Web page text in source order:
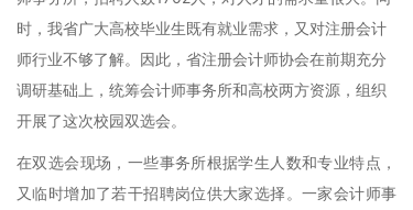
时，我省广大高校毕业生既有就业需求，又对注册会计
师行业不够了解。因此，省注册会计师协会在前期充分
调研基础上，统筹会计师事务所和高校两方资源，组织
开展了这次校园双选会。
在双选会现场，一些事务所根据学生人数和专业特点，
又临时增加了若干招聘岗位供大家选择。一家会计师事